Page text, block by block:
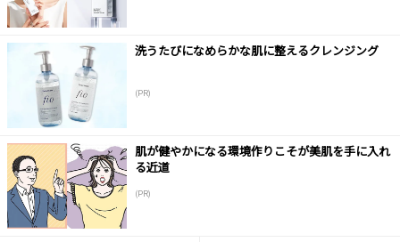
洗うたびになめらかな肌に整えるクレンジング
(PR)
肌が健やかになる環境作りこそが美肌を手に入れ
る近道
(PR)